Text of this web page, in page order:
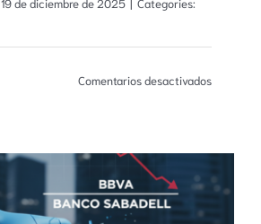
19 de diciembre de 2025 | Categories:
Comentarios desactivadosen